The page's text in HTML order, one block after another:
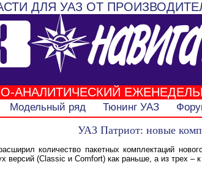
ДЛЯ УАЗ ОТ
АНАЛИТИЧЕСКИЙ
Модельный ряд Тюнинг УАЗ
УАЗ Патриот: новые
количество пакетных комплектаций
(Classic и Comfort) как раньше, а из трех –